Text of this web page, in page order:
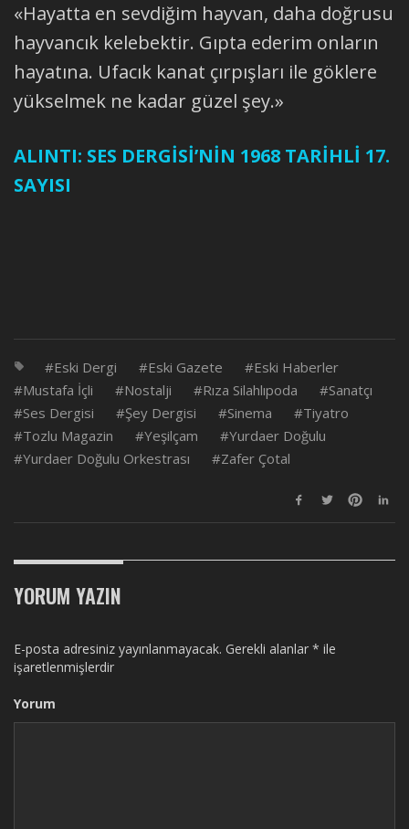
«Hayatta en sevdiğim hayvan, daha doğrusu
hayvancık kelebektir. Gıpta ederim onların
hayatına. Ufacık kanat çırpışları ile göklere
yükselmek ne kadar güzel şey.»
ALINTI: SES DERGİSİ’NİN 1968 TARİHLİ 17.
SAYISI
Eski Dergi Eski Gazete
Eski Haberler
Mustafa İçli
Nostalji Rıza Silahlıpoda
Sanatçı
Ses Dergisi
Şey Dergisi Sinema
Tiyatro
Tozlu Magazin
Yeşilçam
Yurdaer Doğulu
Yurdaer Doğulu Orkestrası
Zafer Çotal
YORUM YAZIN
E-posta adresiniz yayınlanmayacak. Gerekli alanlar * ile
işaretlenmişlerdir
Yorum